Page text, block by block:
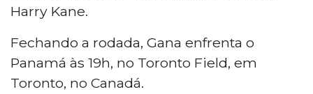
Harry Kane.
Fechando a rodada, Gana enfrenta o
Panamá às 19h, no Toronto Field, em
Toronto, no Canadá.